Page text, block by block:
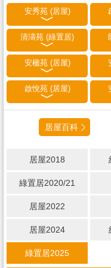
安秀苑 (居屋)
清濤苑 (綠置居)
安楹苑 (居屋)
啟悅苑 (居屋)
居屋百科
居屋2018
綠置居2020/21
居屋2022
居屋2024
綠置居2025